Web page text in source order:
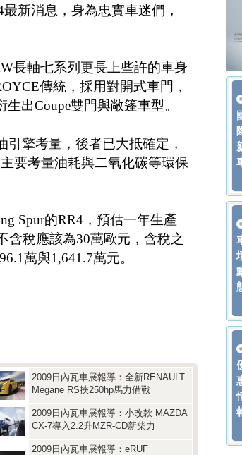
新消息，身為忠實車迷們，
長軸七系列更長上些許的車身
傳統，採用對開式車門，
出Coupe雙門與敞篷車型。
擎考量，後者已大抵確定，
要考量油耗與二氧化碳等環保
Spur的RR4，預估一年生產
含稅應該為30萬歐元，含稅之
萬與1,641.7萬元。
2009日內瓦車展報導：全新RENAULT
Megane RS挾250hp馬力備戰
2009日內瓦車展報導：小改款 MAZDA
CX-7導入2.2升MZR-CD新柴力
2009日內瓦車展報導：eRUF